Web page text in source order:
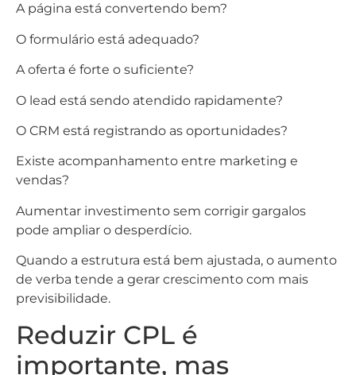
A página está convertendo bem?
O formulário está adequado?
A oferta é forte o suficiente?
O lead está sendo atendido rapidamente?
O CRM está registrando as oportunidades?
Existe acompanhamento entre marketing e
vendas?
Aumentar investimento sem corrigir gargalos
pode ampliar o desperdício.
Quando a estrutura está bem ajustada, o aumento
de verba tende a gerar crescimento com mais
previsibilidade.
Reduzir CPL é
importante, mas